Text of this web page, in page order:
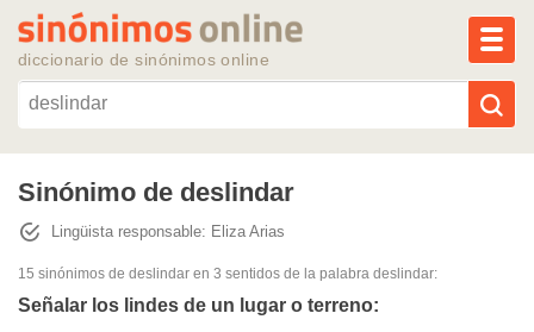
diccionario de sinónimos online
Reescribir texto con IA
Sinónimos populares
Temas populares
Sinónimo de deslindar
Lingüista responsable: Eliza Arias
15 sinónimos de deslindar en 3 sentidos de la palabra deslindar:
Señalar los lindes de un lugar o terreno: